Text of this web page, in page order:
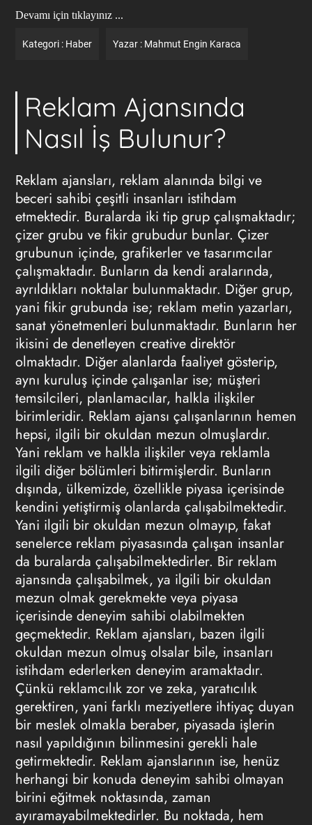
Devamı için tıklayınız ...
Kategori : Haber Yazar : Mahmut Engin Karaca
Reklam Ajansında
Nasıl İş Bulunur?
Reklam ajansları, reklam alanında bilgi ve
beceri sahibi çeşitli insanları istihdam
etmektedir. Buralarda iki tip grup çalışmaktadır;
çizer grubu ve fikir grubudur bunlar. Çizer
grubunun içinde, grafikerler ve tasarımcılar
çalışmaktadır. Bunların da kendi aralarında,
ayrıldıkları noktalar bulunmaktadır. Diğer grup,
yani fikir grubunda ise; reklam metin yazarları,
sanat yönetmenleri bulunmaktadır. Bunların her
ikisini de denetleyen creative direktör
olmaktadır. Diğer alanlarda faaliyet gösterip,
aynı kuruluş içinde çalışanlar ise; müşteri
temsilcileri, planlamacılar, halkla ilişkiler
birimleridir. Reklam ajansı çalışanlarının hemen
hepsi, ilgili bir okuldan mezun olmuşlardır.
Yani reklam ve halkla ilişkiler veya reklamla
ilgili diğer bölümleri bitirmişlerdir. Bunların
dışında, ülkemizde, özellikle piyasa içerisinde
kendini yetiştirmiş olanlarda çalışabilmektedir.
Yani ilgili bir okuldan mezun olmayıp, fakat
senelerce reklam piyasasında çalışan insanlar
da buralarda çalışabilmektedirler. Bir reklam
ajansında çalışabilmek, ya ilgili bir okuldan
mezun olmak gerekmekte veya piyasa
içerisinde deneyim sahibi olabilmekten
geçmektedir. Reklam ajansları, bazen ilgili
okuldan mezun olmuş olsalar bile, insanları
istihdam ederlerken deneyim aramaktadır.
Çünkü reklamcılık zor ve zeka, yaratıcılık
gerektiren, yani farklı meziyetlere ihtiyaç duyan
bir meslek olmakla beraber, piyasada işlerin
nasıl yapıldığının bilinmesini gerekli hale
getirmektedir. Reklam ajanslarının ise, henüz
herhangi bir konuda deneyim sahibi olmayan
birini eğitmek noktasında, zaman
ayıramayabilmektedirler. Bu noktada, hem